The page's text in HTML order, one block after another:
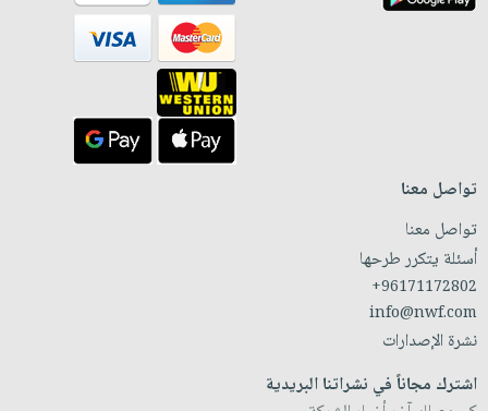
تواصل معنا
تواصل معنا
أسئلة يتكرر طرحها
+96171172802
info@nwf.com
نشرة الإصدارات
اشترك مجاناً في نشراتنا البريدية